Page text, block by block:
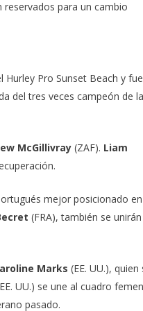
para un cambio
Pro Sunset Beach y fue
del tres veces campeón de la
McGillivray (ZAF). Liam
mejor posicionado
(FRA), también se
Marks (EE. UU.), quien
UU.) se une al cuadro
pasado.